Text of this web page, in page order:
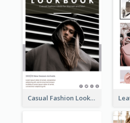
Casual Fashion Lookbook